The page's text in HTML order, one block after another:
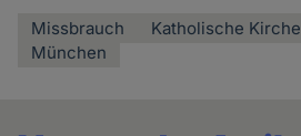
Missbrauch Katholische Kirche
München